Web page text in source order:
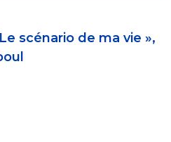
scénario de ma vie »,